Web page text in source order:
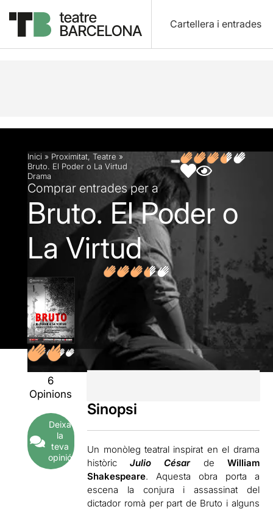
Cartellera i entrades
Descripció Fitxa artística Fotos i vídeos
Inici » Proximitat, Teatre »
Bruto. El Poder o La Virtud
Drama
Comprar entrades per a
Bruto. El Poder o
La Virtud
6
Opinions
Deixa
la
teva
opinió
Sinopsi
Un monòleg teatral inspirat en el drama
històricJulio Césarde William
Shakespeare. Aquesta obra porta a
escena la conjura i assassinat del
dictador romà per part de Bruto i alguns